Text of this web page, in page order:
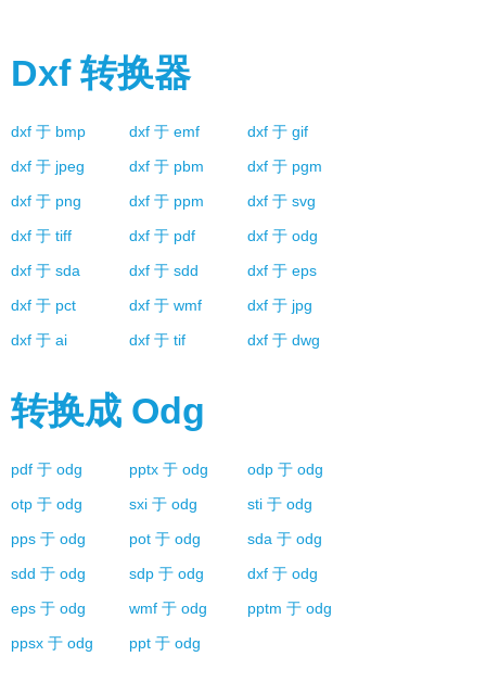
Dxf 转换器
dxf 于 bmp dxf 于 emf dxf 于 gif
dxf 于 jpeg dxf 于 pbm dxf 于 pgm
dxf 于 png dxf 于 ppm dxf 于 svg
dxf 于 tiff dxf 于 pdf dxf 于 odg
dxf 于 sda dxf 于 sdd dxf 于 eps
dxf 于 pct dxf 于 wmf dxf 于 jpg
dxf 于 ai dxf 于 tif dxf 于 dwg
转换成 Odg
pdf 于 odg pptx 于 odg odp 于 odg
otp 于 odg sxi 于 odg sti 于 odg
pps 于 odg pot 于 odg sda 于 odg
sdd 于 odg sdp 于 odg dxf 于 odg
eps 于 odg wmf 于 odg pptm 于 odg
ppsx 于 odg ppt 于 odg